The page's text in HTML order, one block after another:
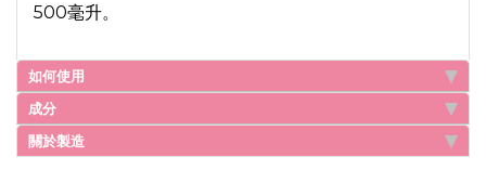
500毫升。
如何使用
成分
關於製造